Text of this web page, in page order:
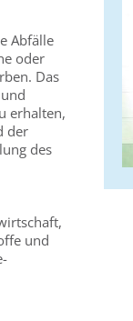
Abfälle
oder
Das
erhalten,
der
des
und